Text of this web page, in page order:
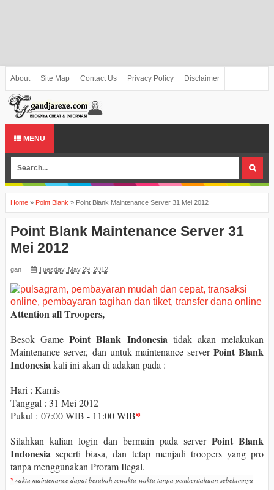
About Site Map Contact Us Privacy Policy Disclaimer
MENU
Home » Point Blank » Point Blank Maintenance Server 31 Mei 2012
Point Blank Maintenance Server 31
Mei 2012
gan Tuesday, May 29, 2012
Attention all Troopers,
Besok GamePoint Blank Indonesia tidak akan melakukan
Maintenance server, dan untuk maintenance serverPoint Blank
Indonesiakali ini akan di adakan pada :
Hari : Kamis
Tanggal : 31 Mei 2012
Pukul : 07:00 WIB - 11:00 WIB*
Silahkan kalian login dan bermain pada server Point Blank
Indonesia seperti biasa, dan tetap menjadi troopers yang pro
tanpa menggunakan Proram Ilegal.
*waktu maintenance dapat berubah sewaktu-waktu tanpa pemberitahuan sebelumnya